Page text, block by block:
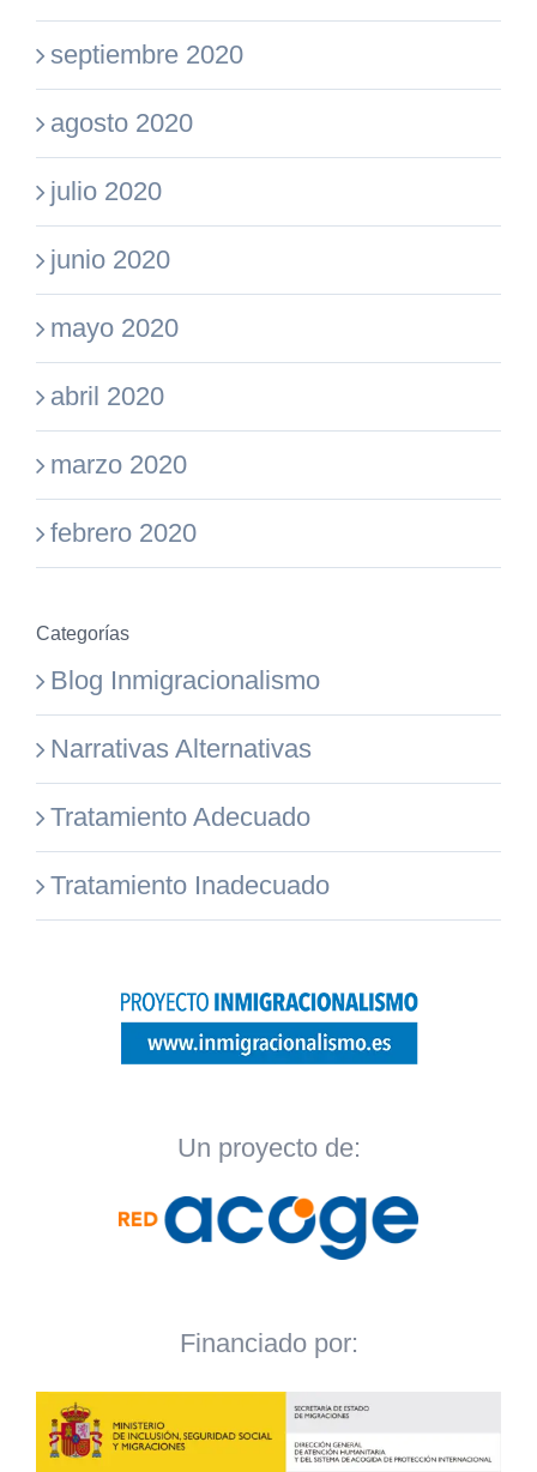
septiembre 2020
agosto 2020
julio 2020
junio 2020
mayo 2020
abril 2020
marzo 2020
febrero 2020
Categorías
Blog Inmigracionalismo
Narrativas Alternativas
Tratamiento Adecuado
Tratamiento Inadecuado
Un proyecto de:
Financiado por: